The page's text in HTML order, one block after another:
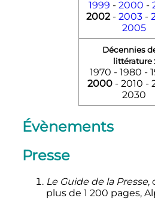
1999 - 2000 -
2002- 2003 -
2005
Décennies
littérature :
1970 - 1980 -
2000- 2010 -
2030
Évènements
Presse
Le Guide de la Presse,
plus de 1 200 pages,